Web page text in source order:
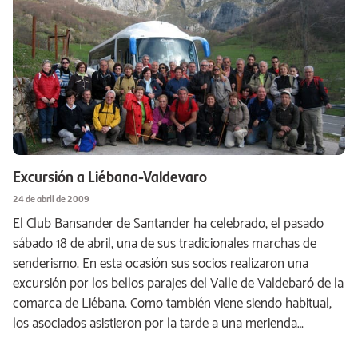
Excursión a Liébana-Valdevaro
24 de abril de 2009
El Club Bansander de Santander ha celebrado, el pasado
sábado 18 de abril, una de sus tradicionales marchas de
senderismo. En esta ocasión sus socios realizaron una
excursión por los bellos parajes del Valle de Valdebaró de la
comarca de Liébana. Como también viene siendo habitual,
los asociados asistieron por la tarde a una merienda…